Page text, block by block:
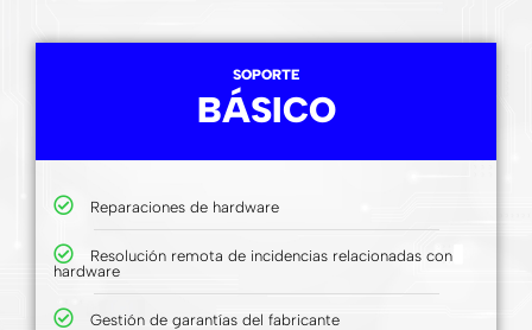
SOPORTE
BÁSICO
Reparaciones de hardware
Resolución remota de incidencias relacionadas con
hardware
Gestión de garantías del fabricante